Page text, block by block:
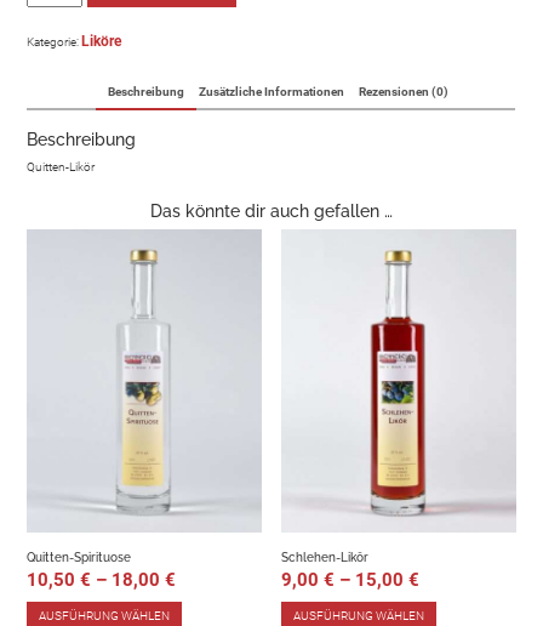
Kategorie: Liköre
Beschreibung Zusätzliche Informationen Rezensionen (0)
Beschreibung
Quitten-Likör
Das könnte dir auch gefallen …
Quitten-Spirituose
10,50€ – 18,00€
AUSFÜHRUNG WÄHLEN
Schlehen-Likör
9,00€ – 15,00€
AUSFÜHRUNG WÄHLEN